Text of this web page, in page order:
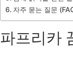
자주 묻는 질문
파프리카